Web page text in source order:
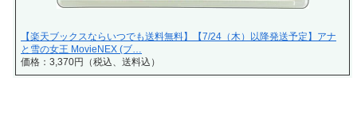
【楽天ブックスならいつでも送料無料】【7/24（木）以降発送予定】アナ
と雪の女王 MovieNEX (ブ…
価格：3,370円（税込、送料込）